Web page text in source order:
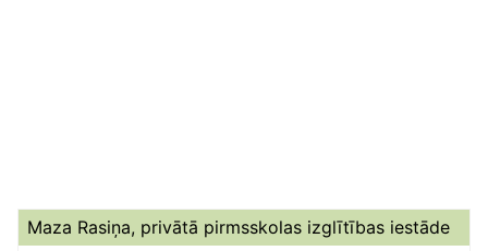
Maza Rasiņa, privātā pirmsskolas izglītības iestāde